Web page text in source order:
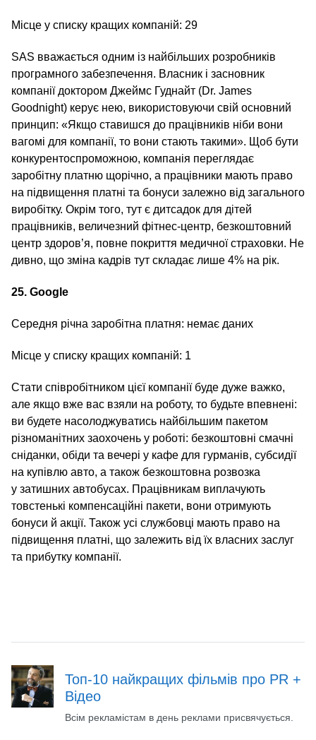
Місце у списку кращих компаній: 29
SAS вважається одним із найбільших розробників
програмного забезпечення. Власник і засновник
компанії доктором Джеймс Гуднайт (Dr. James
Goodnight) керує нею, використовуючи свій основний
принцип: «Якщо ставишся до працівників ніби вони
вагомі для компанії, то вони стають такими». Щоб бути
конкурентоспроможною, компанія переглядає
заробітну платню щорічно, а працівники мають право
на підвищення платні та бонуси залежно від загального
виробітку. Окрім того, тут є дитсадок для дітей
працівників, величезний фітнес-центр, безкоштовний
центр здоров’я, повне покриття медичної страховки. Не
дивно, що зміна кадрів тут складає лише 4% на рік.
25. Google
Середня річна заробітна платня: немає даних
Місце у списку кращих компаній: 1
Стати співробітником цієї компанії буде дуже важко,
але якщо вже вас взяли на роботу, то будьте впевнені:
ви будете насолоджуватись найбільшим пакетом
різноманітних заохочень у роботі: безкоштовні смачні
сніданки, обіди та вечері у кафе для гурманів, субсидії
на купівлю авто, а також безкоштовна розвозка
у затишних автобусах. Працівникам виплачують
товстенькі компенсаційні пакети, вони отримують
бонуси й акції. Також усі службовці мають право на
підвищення платні, що залежить від їх власних заслуг
та прибутку компанії.
Топ-10 найкращих фільмів про PR +
Відео
Всім рекламістам в день реклами присвячується.